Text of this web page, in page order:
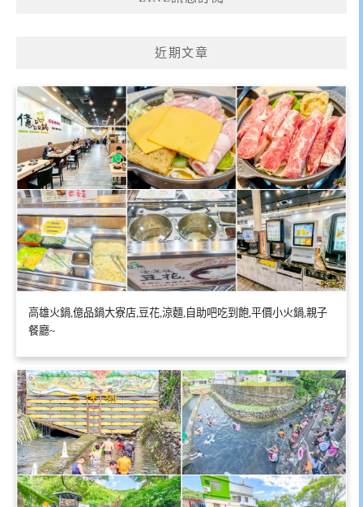
近期文章
高雄火鍋,億品鍋大寮店,豆花,涼麵,自助吧吃到飽,平價小火鍋,親子
餐廳~